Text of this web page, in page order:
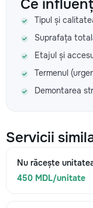
Ce
Tipul și
Suprafața
Etajul și
Termenul
Demontarea
Servicii
Nu răcește
450 MDL/unitate